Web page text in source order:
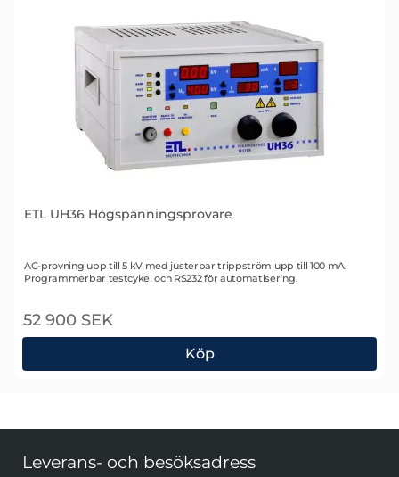
ETL UH36 Högspänningsprovare
Art. nr 1003
AC-provning upp till 5 kV med justerbar trippström upp till 100 mA.
Programmerbar testcykel och RS232 för automatisering.
52 900 SEK
Köp
ETL UH36 Högspänningsprovare
Leverans- och besöksadress